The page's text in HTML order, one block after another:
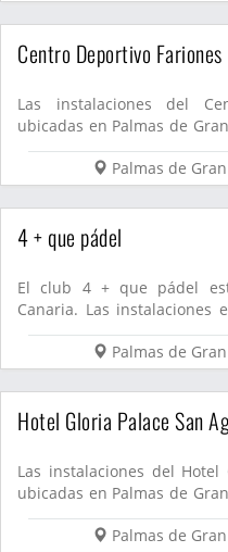
Centro Deportivo Fariones
Las instalaciones del
ubicadas en Palmas de
pádel....
Palmas de
4 + que pádel
El club 4 + que pádel
Canaria. Las instalaciones
pádel....
Palmas de
Hotel Gloria Palace San
Las instalaciones del Hotel
ubicadas en Palmas de
pád...
Palmas de